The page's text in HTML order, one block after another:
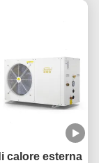
calore esterna